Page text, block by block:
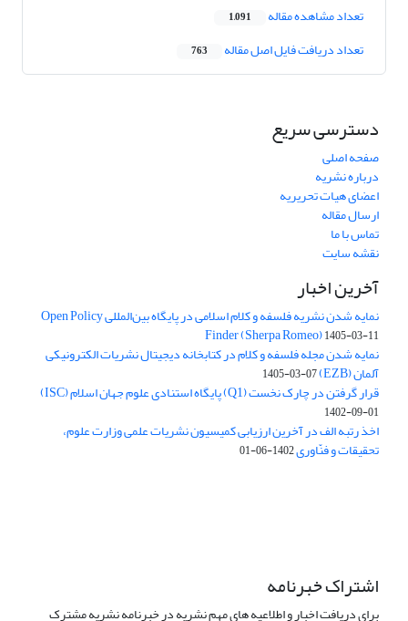
تعداد مشاهده مقاله 1,091
تعداد دریافت فایل اصل مقاله 763
دسترسی سریع
صفحه اصلی
درباره نشریه
اعضای هیات تحریریه
ارسال مقاله
تماس با ما
نقشه سایت
آخرین اخبار
نمایه شدن نشریه فلسفه و کلام اسلامی در پایگاه بین‌المللی Open Policy
Finder (Sherpa Romeo)1405-03-11
نمایه شدن مجله فلسفه و کلام در کتابخانه دیجیتال نشریات الکترونیکی
آلمان (EZB) 1405-03-07
قرار گرفتن در چارک نخست (Q1) پایگاه استنادی علوم جهان اسلام (ISC)
1402-09-01
اخذ رتبه الف در آخرین ارزیابی کمیسیون نشریات علمی وزارت علوم،
تحقیقات و فنّاوری1402-06-01
اشتراک خبرنامه
برای دریافت اخبار و اطلاعیه های مهم نشریه در خبرنامه نشریه مشترک